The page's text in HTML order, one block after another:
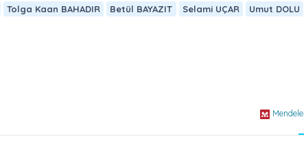
Tolga Kaan BAHADIR Betül BAYAZIT Selami UÇAR Umut DOLU